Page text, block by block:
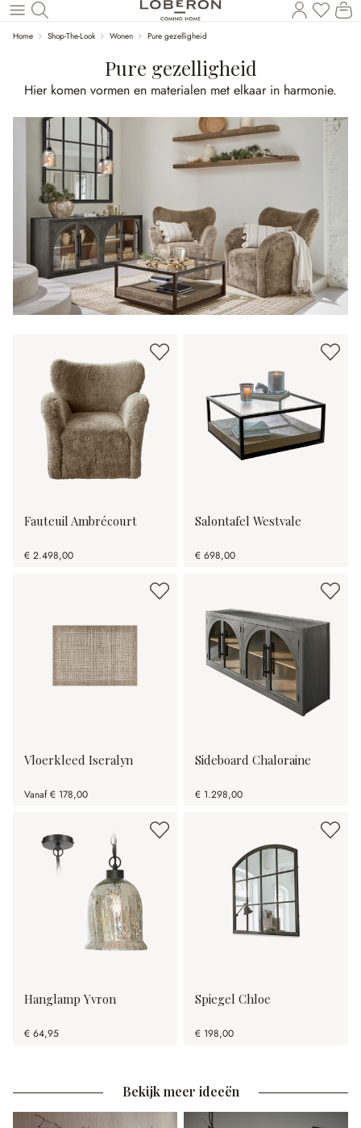
Naar de hoofdinhoud
U
Home Shop-The-Look Wonen Pure gezelligheid
Pure gezelligheid
Hier komen vormen en materialen met elkaar in harmonie.
Fauteuil Ambrécourt
€ 2.498,00
Salontafel Westvale
€ 698,00
Vloerkleed Iseralyn
Vanaf € 178,00
Sideboard Chaloraine
€ 1.298,00
Hanglamp Yvron
€ 64,95
Spiegel Chloe
€ 198,00
Bekijk meer ideeën